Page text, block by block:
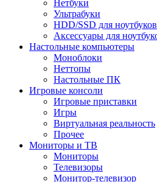
Нетбуки
Ультрабуки
HDD/SSD для ноутбуков
Аксессуары для
Настольные компьютеры
Моноблоки
Неттопы
Настольные ПК
Игровые консоли
Игровые приставки
Игры
Виртуальная реальность
Прочее
Мониторы и ТВ
Мониторы
Телевизоры
Монитор-телевизор